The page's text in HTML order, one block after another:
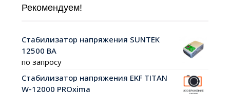
Рекомендуем!
Стабилизатор напряжения SUNTEK
12500 ВА
по запросу
Стабилизатор напряжения EKF TITAN
W-12000 PROxima